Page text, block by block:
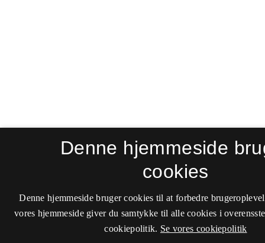
Denne hjemmeside
cookies
Denne hjemmeside bruger cookies til at forbedre
vores hjemmeside giver du samtykke til alle cookies i
cookiepolitik. Se vores cookiepolitik